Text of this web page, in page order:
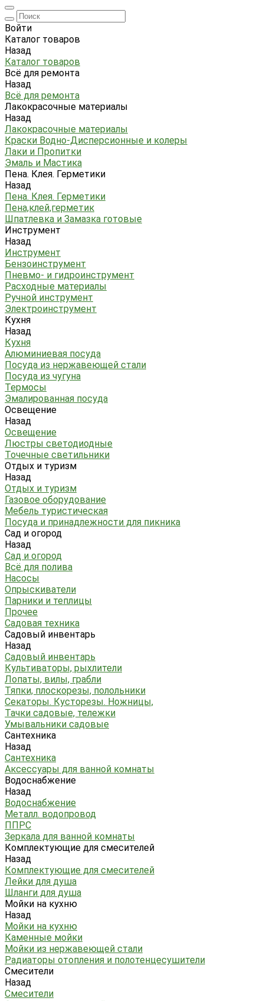
Войти
Каталог товаров
Назад
Каталог товаров
Всё для ремонта
Назад
Всё для ремонта
Лакокрасочные материалы
Назад
Лакокрасочные материалы
Краски Водно-Дисперсионные и колеры
Лаки и Пропитки
Эмаль и Мастика
Пена. Клея. Герметики
Назад
Пена. Клея. Герметики
Пена,клей,герметик
Шпатлевка и Замазка готовые
Инструмент
Назад
Инструмент
Бензоинструмент
Пневмо- и гидроинструмент
Расходные материалы
Ручной инструмент
Электроинструмент
Кухня
Назад
Кухня
Алюминиевая посуда
Посуда из нержавеющей стали
Посуда из чугуна
Термосы
Эмалированная посуда
Освещение
Назад
Освещение
Люстры светодиодные
Точечные светильники
Отдых и туризм
Назад
Отдых и туризм
Газовое оборудование
Мебель туристическая
Посуда и принадлежности для пикника
Сад и огород
Назад
Сад и огород
Всё для полива
Насосы
Опрыскиватели
Парники и теплицы
Прочее
Садовая техника
Садовый инвентарь
Назад
Садовый инвентарь
Культиваторы, рыхлители
Лопаты, вилы, грабли
Тяпки, плоскорезы, полольники
Секаторы. Кусторезы. Ножницы,
Тачки садовые, тележки
Умывальники садовые
Сантехника
Назад
Сантехника
Аксессуары для ванной комнаты
Водоснабжение
Назад
Водоснабжение
Металл. водопровод
ППРС
Зеркала для ванной комнаты
Комплектующие для смесителей
Назад
Комплектующие для смесителей
Лейки для душа
Шланги для душа
Мойки на кухню
Назад
Мойки на кухню
Каменные мойки
Мойки из нержавеющей стали
Радиаторы отопления и полотенцесушители
Смесители
Назад
Смесители